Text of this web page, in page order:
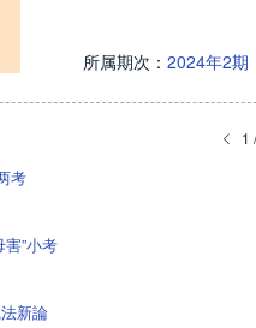
所属期次： 2024年2期
1
考
”小考
新論